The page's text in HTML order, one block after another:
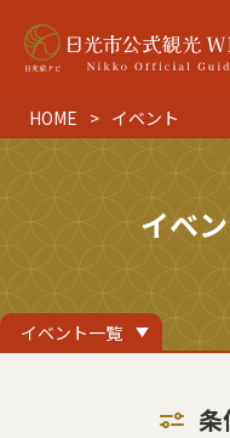
HOME イベント
イベ
イベント一覧
条